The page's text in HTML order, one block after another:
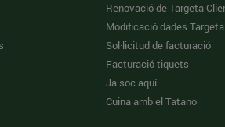
Renovació de Targeta
Modificació dades
Sol·licitud de facturació
Facturació tiquets
Ja soc aquí
Cuina amb el Tatano